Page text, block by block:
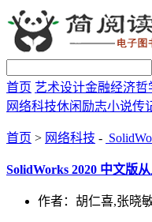
首页 艺术设计金融经济哲
网络科技休闲励志小说传
首页 > 网络科技 -
SolidWorks 2020 中文版
作者：胡仁喜,张晓